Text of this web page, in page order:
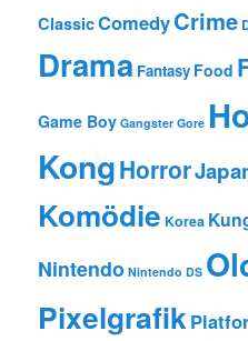
ClassicComedyCrime
Drama Fantasy Food
Game Boy Gangster Gore
KongHorror
Komödie Korea
Nintendo Nintendo DS
Pixelgrafik